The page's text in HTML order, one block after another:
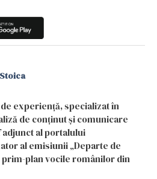
experiență, specializat în
de conținut și comunicare
al portalului
al emisiunii „Departe de
prim-plan vocile românilor din